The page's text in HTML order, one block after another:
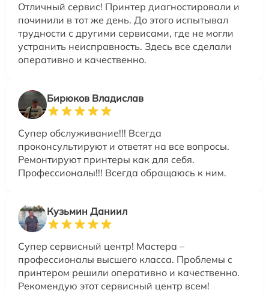
Отличный сервис! Принтер диагностировали и
починили в тот же день. До этого испытывал
трудности с другими сервисами, где не могли
устранить неисправность. Здесь все сделали
оперативно и качественно.
Бирюков Владислав
Супер обслуживание!!! Всегда
проконсультируют и ответят на все вопросы.
Ремонтируют принтеры как для себя.
Профессионалы!!! Всегда обращаюсь к ним.
Кузьмин Даниил
Супер сервисный центр! Мастера –
профессионалы высшего класса. Проблемы с
принтером решили оперативно и качественно.
Рекомендую этот сервисный центр всем!